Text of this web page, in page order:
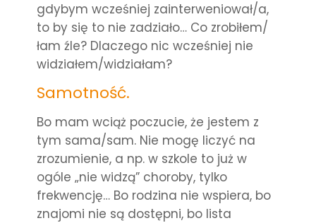
gdybym wcześniej zainterweniował/a,
to by się to nie zadziało… Co zrobiłem/
łam źle? Dlaczego nic wcześniej nie
widziałem/widziałam?
Samotność.
Bo mam wciąż poczucie, że jestem z
tym sama/sam. Nie mogę liczyć na
zrozumienie, a np. w szkole to już w
ogóle „nie widzą” choroby, tylko
frekwencję… Bo rodzina nie wspiera, bo
znajomi nie są dostępni, bo lista